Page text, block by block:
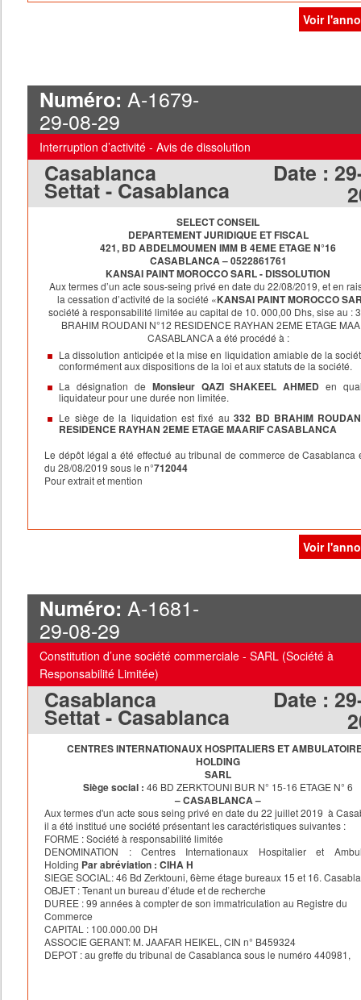
Voir
Numéro: A-1679-
29-08-29
Interruption d’activité - Avis de dissolution
Casablanca
Settat - Casablanca
Date :
SELECT CONSEIL
DEPARTEMENT JURIDIQUE ET FISCAL
421, BD ABDELMOUMEN IMM B 4EME ETAGE N°16
CASABLANCA – 0522861761
KANSAI PAINT MOROCCO SARL - DISSOLUTION
Aux termes d’un acte sous-seing privé en date du 22/08/2019, et en
la cessation d’activité de la société «KANSAI PAINT MOROCCO
société à responsabilité limitée au capital de 10. 000,00 Dhs, sise au :
BRAHIM ROUDANI N°12 RESIDENCE RAYHAN 2EME ETAGE
CASABLANCA a été procédé à :
La dissolution anticipée et la mise en liquidation amiable de la
conformément aux dispositions de la loi et aux statuts de la société.
La désignation de Monsieur QAZI SHAKEEL AHMEDen
liquidateur pour une durée non limitée.
Le siège de la liquidation est fixé au332 BD BRAHIM
RESIDENCE RAYHAN 2EME ETAGE MAARIF CASABLANCA
Le dépôt légal a été effectué au tribunal de commerce de Casablanca
du 28/08/2019 sous le n°712044
Pour extrait et mention
Voir
Numéro: A-1681-
29-08-29
Constitution d’une société commerciale - SARL (Société à
Responsabilité Limitée)
Casablanca
Settat - Casablanca
Date :
CENTRES INTERNATIONAUX HOSPITALIERS ET
HOLDING
SARL
Siège social : 46 BD ZERKTOUNI BUR N° 15-16 ETAGE N° 6
– CASABLANCA –
Aux termes d'un acte sous seing privé en date du 22 juillet 2019 à
il a été institué une société présentant les caractéristiques suivantes :
FORME : Société à responsabilité limitée
DENOMINATION : Centres Internationaux Hospitalier et
Holding Par abréviation : CIHA H
SIEGE SOCIAL: 46 Bd Zerktouni, 6ème étage bureaux 15 et 16.
OBJET : Tenant un bureau d’étude et de recherche
DUREE : 99 années à compter de son immatriculation au Registre du
Commerce
CAPITAL : 100.000.00 DH
ASSOCIE GERANT: M. JAAFAR HEIKEL, CIN n° B459324
DEPOT : au greffe du tribunal de Casablanca sous le numéro 440981,